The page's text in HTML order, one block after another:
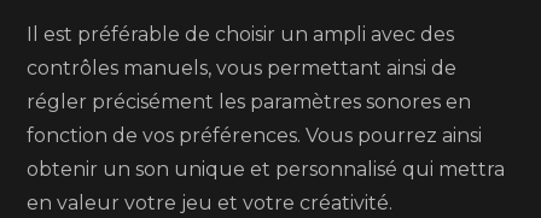
Il est préférable de choisir un ampli avec des
contrôles manuels, vous permettant ainsi de
régler précisément les paramètres sonores en
fonction de vos préférences. Vous pourrez ainsi
obtenir un son unique et personnalisé qui mettra
en valeur votre jeu et votre créativité.